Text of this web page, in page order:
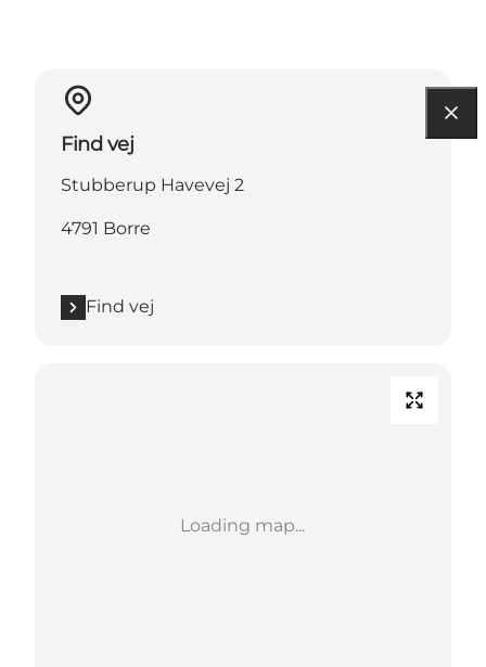
Find vej
Stubberup Havevej 2
4791 Borre
Find vej
Loading map...